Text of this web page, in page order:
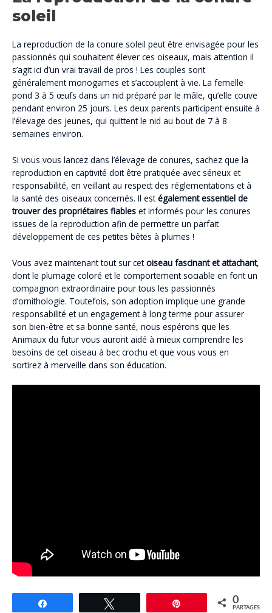
soleil
La reproduction de la conure soleil peut être envisagée pour les
passionnés qui souhaitent élever ces oiseaux, mais attention il
s’agit ici d’un vrai travail de pros ! Les couples sont
généralement monogames et s’accouplent à vie. La femelle
pond 3 à 5 œufs dans un nid préparé par le mâle, qu’elle couve
pendant environ 25 jours. Les deux parents participent ensuite à
l’élevage des jeunes, qui quittent le nid au bout de 7 à 8
semaines environ.
Si vous vous lancez dans l’élevage de conures, sachez que la
reproduction en captivité doit être pratiquée avec sérieux et
responsabilité, en veillant au respect des réglementations et à
la santé des oiseaux concernés. Il estégalement essentiel de
trouver des propriétaires fiables et informés pour les conures
issues de la reproduction afin de permettre un parfait
développement de ces petites bêtes à plumes !
Vous avez maintenant tout sur cetoiseau fascinant et attachant,
dont le plumage coloré et le comportement sociable en font un
compagnon extraordinaire pour tous les passionnés
d’ornithologie. Toutefois, son adoption implique une grande
responsabilité et un engagement à long terme pour assurer
son bien-être et sa bonne santé, nous espérons que les
Animaux du futur vous auront aidé à mieux comprendre les
besoins de cet oiseau à bec crochu et que vous vous en
sortirez à merveille dans son éducation.
0
PARTAGES